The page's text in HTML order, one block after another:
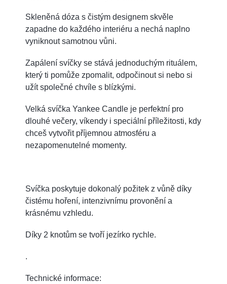
Skleněná dóza s čistým designem skvěle
zapadne do každého interiéru a nechá naplno
vyniknout samotnou vůni.
Zapálení svíčky se stává jednoduchým rituálem,
který ti pomůže zpomalit, odpočinout si nebo si
užít společné chvíle s blízkými.
Velká svíčka Yankee Candle je perfektní pro
dlouhé večery, víkendy i speciální příležitosti, kdy
chceš vytvořit příjemnou atmosféru a
nezapomenutelné momenty.
Svíčka poskytuje dokonalý požitek z vůně díky
čistému hoření, intenzivnímu provonění a
krásnému vzhledu.
Díky 2 knotům se tvoří jezírko rychle.
.
Technické informace: